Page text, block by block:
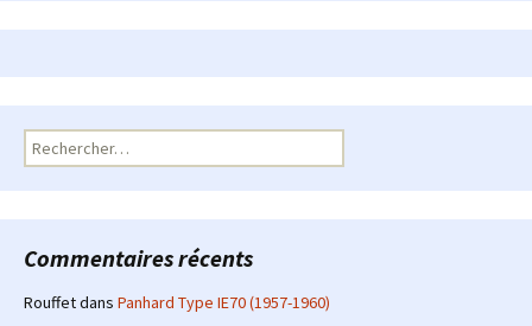
Rechercher :
Commentaires récents
Rouffetdans Panhard Type IE70 (1957-1960)